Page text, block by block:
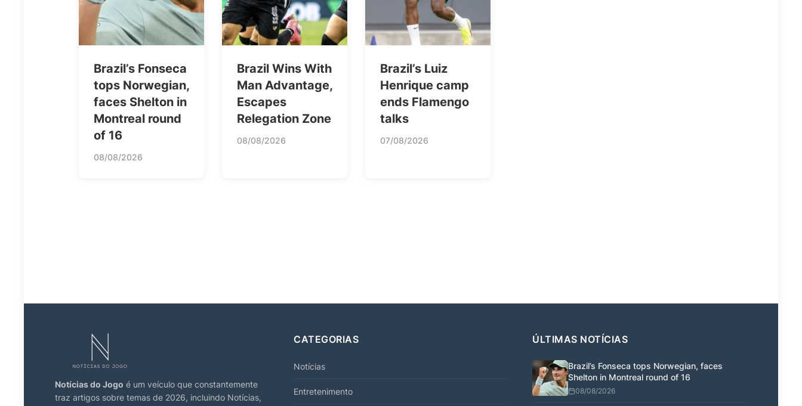
Brazil’s Fonseca
tops Norwegian,
faces Shelton in
Montreal round
of 16
08/08/2026
Brazil Wins With
Man Advantage,
Escapes
Relegation Zone
08/08/2026
Brazil’s Luiz
Henrique camp
ends Flamengo
talks
07/08/2026
Notícias do Jogo é um veículo que constantemente
traz artigos sobre temas de 2026, incluindo Notícias,
CATEGORIAS
Notícias
Entretenimento
ÚLTIMAS NOTÍCIAS
Brazil’s Fonseca tops Norwegian, faces
Shelton in Montreal round of 16
08/08/2026